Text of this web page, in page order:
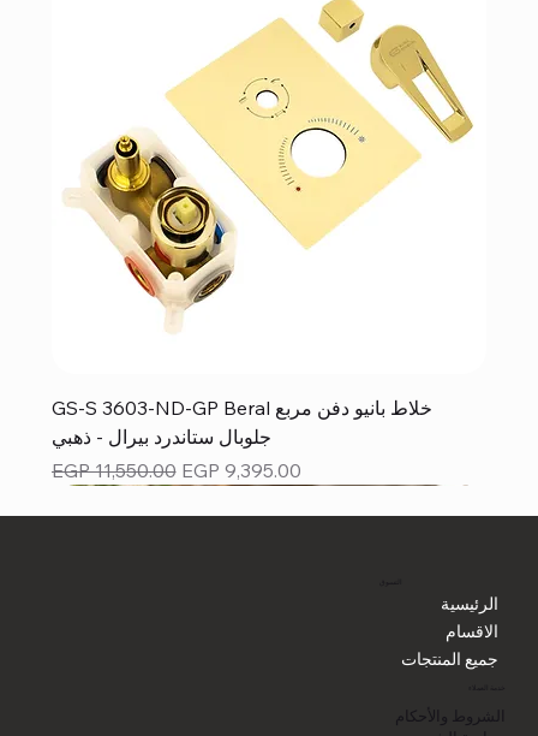
GS-S 3603-ND-GP Beral خلاط بانيو دفن مربع
جلوبال ستاندرد بيرال - ذهبي
Regular Price
EGP 11,550.00 Sale Price
EGP 9,395.00
الرئيسية
الاقسام
جميع المنتجات
الشروط والأحكام